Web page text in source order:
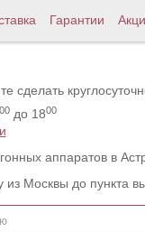
Гарантии
сделать
00до 1800
аппаратов в
из Москвы до пункта